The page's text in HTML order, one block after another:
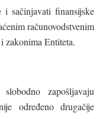
sačinjavati finansijske
računovodstvenim
zakonima Entiteta.
zapošljavaju
određeno drugačije